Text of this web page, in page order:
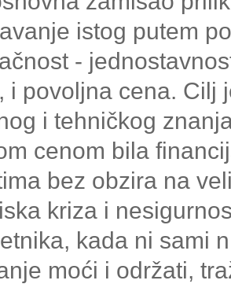
istog putem
-
i povoljna cena. Cilj
i tehničkog
cenom bila
bez obzira na
kriza i
kada ni sami
moći i održati,